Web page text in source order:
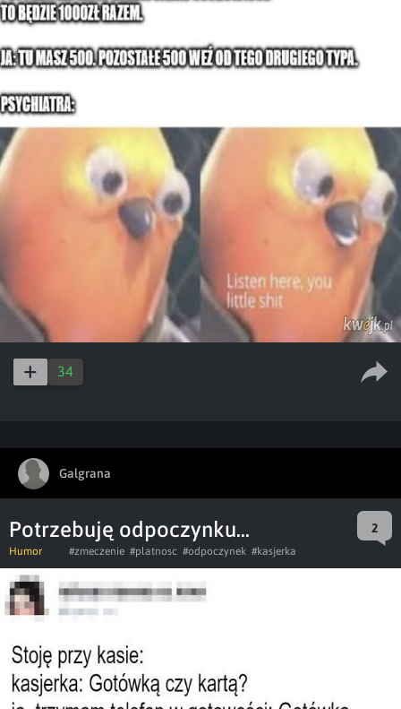
34
Galgrana
Potrzebuję odpoczynku... 2
Humor #zmeczenie #platnosc #odpoczynek #kasjerka